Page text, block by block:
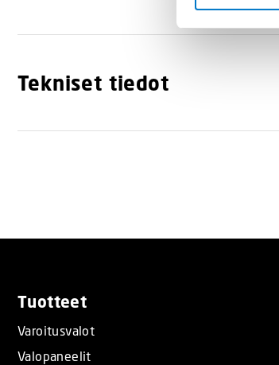
e
Tekniset tiedot
Tuotteet
Varoitusvalot
Valopaneelit